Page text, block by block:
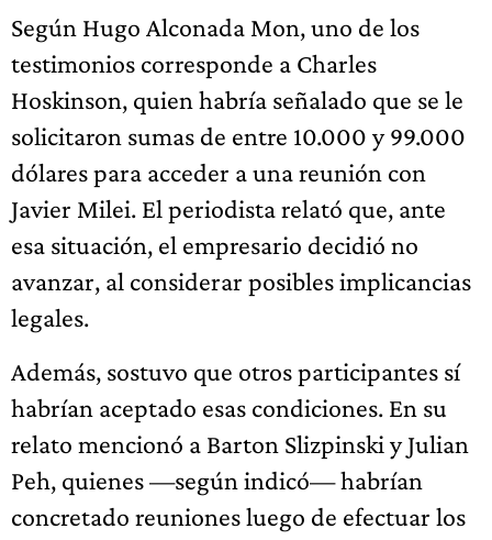
Según Hugo Alconada Mon, uno de los
testimonios corresponde a Charles
Hoskinson, quien habría señalado que se le
solicitaron sumas de entre 10.000 y 99.000
dólares para acceder a una reunión con
Javier Milei. El periodista relató que, ante
esa situación, el empresario decidió no
avanzar, al considerar posibles implicancias
legales.
Además, sostuvo que otros participantes sí
habrían aceptado esas condiciones. En su
relato mencionó a Barton Slizpinski y Julian
Peh, quienes —según indicó— habrían
concretado reuniones luego de efectuar los